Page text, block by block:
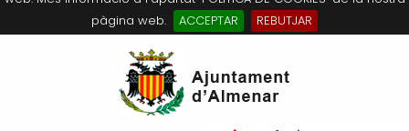
pàgina web.
ACCEPTAR
REBUTJAR
Salutació de l’Alcaldessa
Composició Consistori
Agricultura, Ramaderia i Medi
Què és la Seu Electrònica?
Últimes publicacions